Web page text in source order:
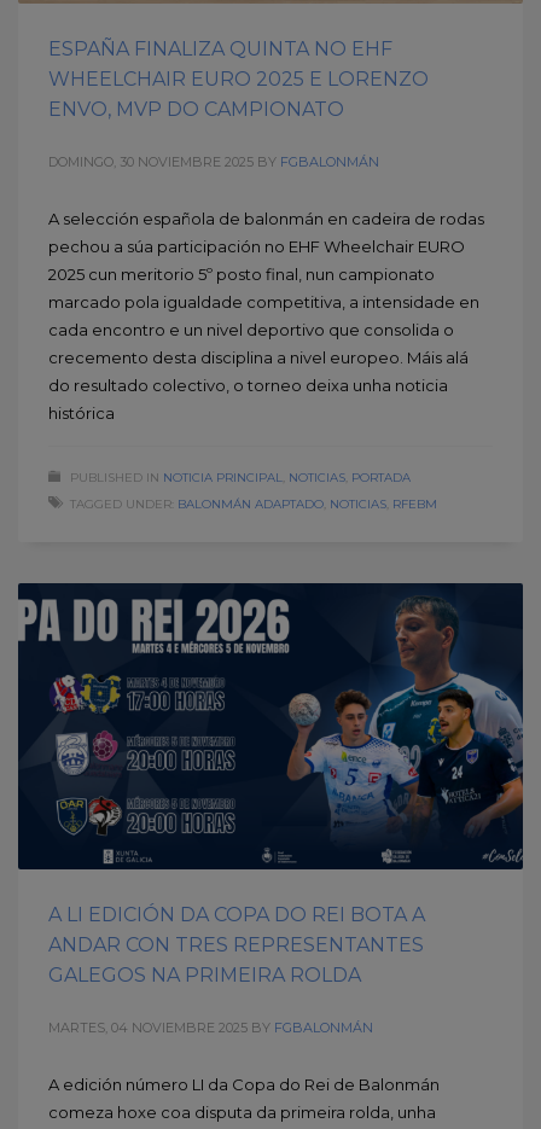
ESPAÑA FINALIZA QUINTA NO EHF
WHEELCHAIR EURO 2025 E LORENZO
ENVO, MVP DO CAMPIONATO
DOMINGO, 30 NOVIEMBRE 2025 BY FGBALONMÁN
A selección española de balonmán en cadeira de rodas
pechou a súa participación no EHF Wheelchair EURO
2025 cun meritorio 5º posto final, nun campionato
marcado pola igualdade competitiva, a intensidade en
cada encontro e un nivel deportivo que consolida o
crecemento desta disciplina a nivel europeo. Máis alá
do resultado colectivo, o torneo deixa unha noticia
histórica
PUBLISHED IN NOTICIA PRINCIPAL NOTICIAS PORTADA
TAGGED UNDER: BALONMÁN ADAPTADO NOTICIAS RFEBM
A LI EDICIÓN DA COPA DO REI BOTA A
ANDAR CON TRES REPRESENTANTES
GALEGOS NA PRIMEIRA ROLDA
MARTES, 04 NOVIEMBRE 2025 BY FGBALONMÁN
A edición número LI da Copa do Rei de Balonmán
comeza hoxe coa disputa da primeira rolda, unha